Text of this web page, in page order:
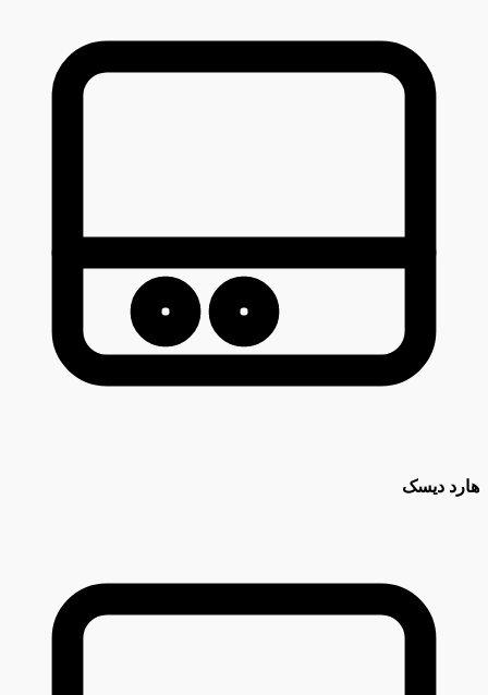
هارد دیسک